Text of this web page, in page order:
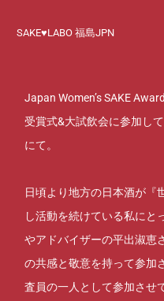
SAKE♥LABO 福島JPN
Japan Women’s SAKE
受賞式&大試飲会に参加し
にて。
日頃より地方の日本酒が『
し活動を続けている私にと
やアドバイザーの平出淑恵
の共感と敬意を持って参加
査員の一人として参加させ